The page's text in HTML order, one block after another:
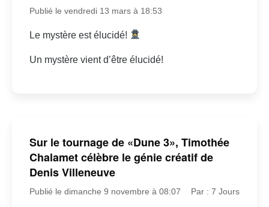
Publié le vendredi 13 mars à 18:53
Le mystère est élucidé!
Un mystère vient d’être élucidé!
Sur le tournage de «Dune 3», Timothée
Chalamet célèbre le génie créatif de
Denis Villeneuve
Publié le dimanche 9 novembre à 08:07 Par : 7 Jours